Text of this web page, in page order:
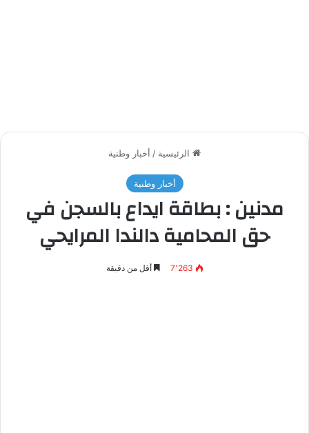
الرئيسية / أخبار وطنية
أخبار وطنية
مدنين : بطاقة ايداع بالسجن في
حق المحامية دالندا المرايحي
7٬263 أقل من دقيقة